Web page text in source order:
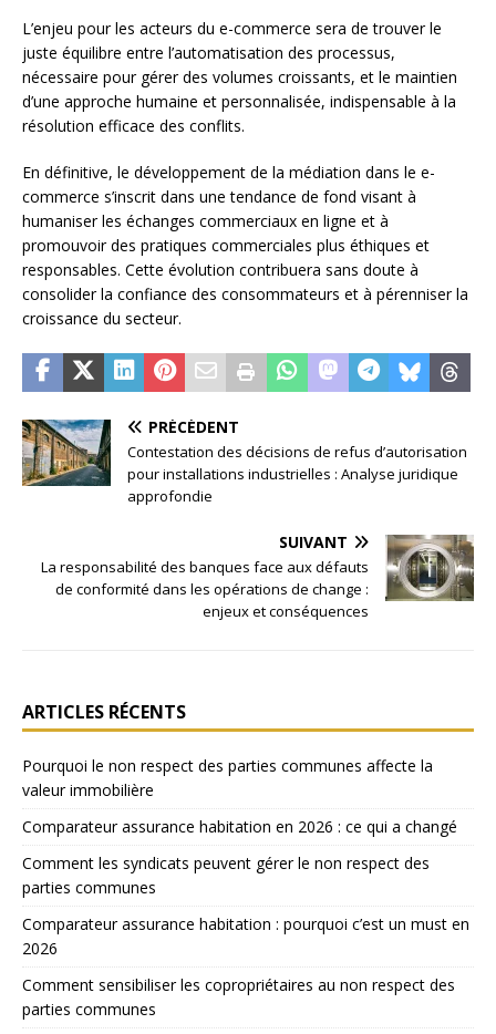
L’enjeu pour les acteurs du e-commerce sera de trouver le
juste équilibre entre l’automatisation des processus,
nécessaire pour gérer des volumes croissants, et le maintien
d’une approche humaine et personnalisée, indispensable à la
résolution efficace des conflits.
En définitive, le développement de la médiation dans le e-
commerce s’inscrit dans une tendance de fond visant à
humaniser les échanges commerciaux en ligne et à
promouvoir des pratiques commerciales plus éthiques et
responsables. Cette évolution contribuera sans doute à
consolider la confiance des consommateurs et à pérenniser la
croissance du secteur.
PRÉCÉDENT
Contestation des décisions de refus d’autorisation
pour installations industrielles : Analyse juridique
approfondie
SUIVANT
La responsabilité des banques face aux défauts
de conformité dans les opérations de change :
enjeux et conséquences
ARTICLES RÉCENTS
Pourquoi le non respect des parties communes affecte la
valeur immobilière
Comparateur assurance habitation en 2026 : ce qui a changé
Comment les syndicats peuvent gérer le non respect des
parties communes
Comparateur assurance habitation : pourquoi c’est un must en
2026
Comment sensibiliser les copropriétaires au non respect des
parties communes